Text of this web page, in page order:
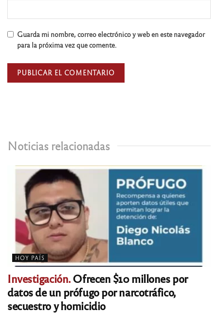
Noticias relacionadas
HOY PAÍS
Investigación.Ofrecen $10 millones por
datos de un prófugo por narcotráfico,
secuestro y homicidio
Guarda mi nombre, correo electrónico y web en este navegador
para la próxima vez que comente.